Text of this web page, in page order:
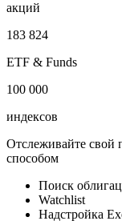
облигаций
100 000
акций
183 824
ETF & Funds
100 000
Отслеживайте свой
способом